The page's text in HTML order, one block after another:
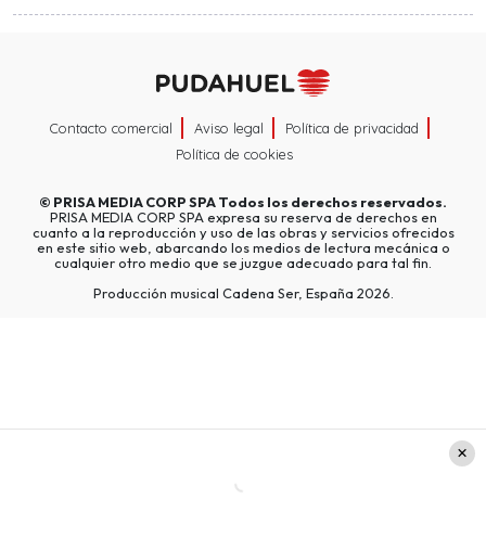
Contacto comercial Aviso legal
Política de privacidad
Política de cookies
© PRISA MEDIA CORP SPATodos los derechos reservados.
PRISA MEDIA CORP SPA expresa su reserva de derechos en
cuanto a la reproducción y uso de las obras y servicios ofrecidos
en este sitio web, abarcando los medios de lectura mecánica o
cualquier otro medio que se juzgue adecuado para tal fin.
Producción musical Cadena Ser, España 2026.